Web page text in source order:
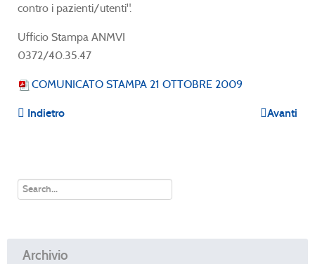
contro i pazienti/utenti".
Ufficio Stampa ANMVI
0372/40.35.47
COMUNICATO STAMPA 21 OTTOBRE 2009
Indietro Avanti
Archivio